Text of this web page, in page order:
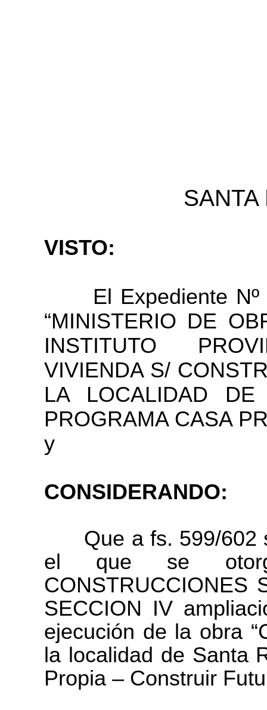
SANTA
VISTO:
El Expediente Nº
“MINISTERIO DE
INSTITUTO
VIVIENDA S/
LA LOCALIDAD
PROGRAMA CASA
y
CONSIDERANDO:
Que a fs. 599/602
el que se
CONSTRUCCIONES
SECCION IV
ejecución de la obra
la localidad de Santa
Propia – Construir